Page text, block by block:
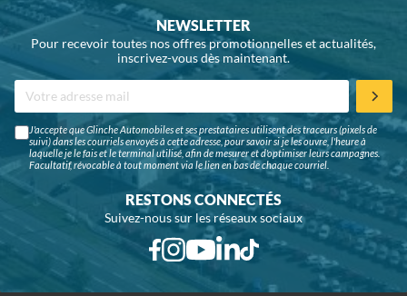
NEWSLETTER
Pour recevoir toutes nos offres promotionnelles et actualités,
inscrivez-vous dès maintenant.
J'accepte que Glinche Automobiles et ses prestataires utilisent des traceurs (pixels de
suivi) dans les courriels envoyés à cette adresse, pour savoir si je les ouvre, l'heure à
laquelle je le fais et le terminal utilisé, afin de mesurer et d'optimiser leurs campagnes.
Facultatif, révocable à tout moment via le lien en bas de chaque courriel.
RESTONS CONNECTÉS
Suivez-nous sur les réseaux sociaux